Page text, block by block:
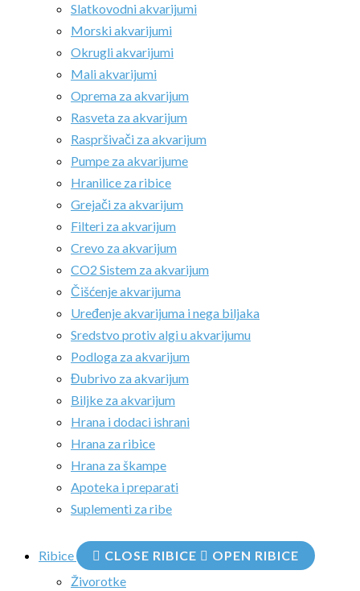
Slatkovodni akvarijumi
Morski akvarijumi
Okrugli akvarijumi
Mali akvarijumi
Oprema za akvarijum
Rasveta za akvarijum
Raspršivači za akvarijum
Pumpe za akvarijume
Hranilice za ribice
Grejači za akvarijum
Filteri za akvarijum
Crevo za akvarijum
CO2 Sistem za akvarijum
Čišćenje akvarijuma
Uređenje akvarijuma i nega biljaka
Sredstvo protiv algi u akvarijumu
Podloga za akvarijum
Đubrivo za akvarijum
Biljke za akvarijum
Hrana i dodaci ishrani
Hrana za ribice
Hrana za škampe
Apoteka i preparati
Suplementi za ribe
Ribice CLOSE RIBICE
OPEN RIBICE
Živorotke